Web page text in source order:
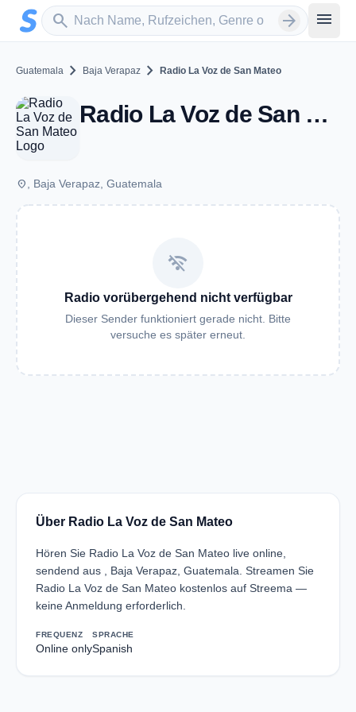
Zum Hauptinhalt springen
search
Sender suchen arrow_forward menu
Guatemala chevron_right Baja Verapaz chevron_right Radio La Voz de San Mateo
Radio La Voz de San Mateo
place , Baja Verapaz, Guatemala
wifi_off
Radio vorübergehend nicht verfügbar
Dieser Sender funktioniert gerade nicht. Bitte
versuche es später erneut.
Über Radio La Voz de San Mateo
Hören Sie Radio La Voz de San Mateo live online,
sendend aus , Baja Verapaz, Guatemala. Streamen Sie
Radio La Voz de San Mateo kostenlos auf Streema —
keine Anmeldung erforderlich.
FREQUENZ
Online only
SPRACHE
Spanish